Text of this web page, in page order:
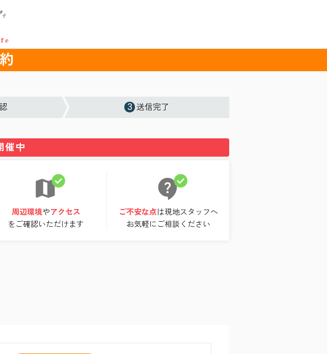
3 送信完了
催中
周辺環境やアクセス
をご確認いただけます
ご不安な点は現地スタッフへ
お気軽にご相談ください